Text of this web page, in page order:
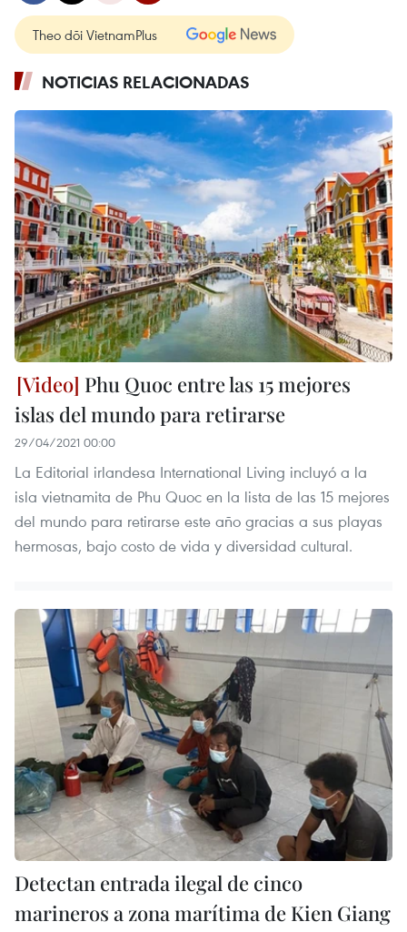
Theo dõi VietnamPlus
NOTICIAS RELACIONADAS
Phu Quoc entre las 15 mejores
islas del mundo para retirarse
29/04/2021 00:00
La Editorial irlandesa International Living incluyó a la
isla vietnamita de Phu Quoc en la lista de las 15 mejores
del mundo para retirarse este año gracias a sus playas
hermosas, bajo costo de vida y diversidad cultural.
Detectan entrada ilegal de cinco
marineros a zona marítima de Kien Giang